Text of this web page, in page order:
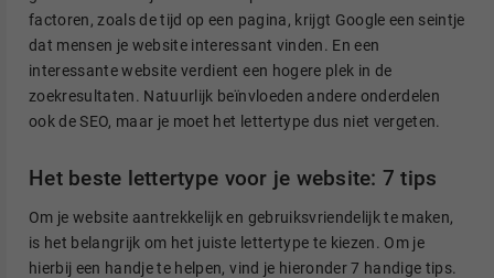
factoren, zoals de tijd op een pagina, krijgt Google een seintje
dat mensen je website interessant vinden. En een
interessante website verdient een hogere plek in de
zoekresultaten. Natuurlijk beïnvloeden andere onderdelen
ook de SEO, maar je moet het lettertype dus niet vergeten.
Het beste lettertype voor je website: 7 tips
Om je website aantrekkelijk en gebruiksvriendelijk te maken,
is het belangrijk om het juiste lettertype te kiezen. Om je
hierbij een handje te helpen, vind je hieronder 7 handige tips.